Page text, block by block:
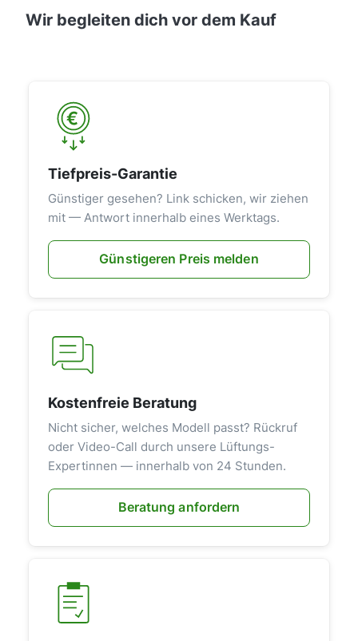
Wir begleiten dich vor dem Kauf
Tiefpreis-Garantie
Günstiger gesehen? Link schicken, wir ziehen
mit — Antwort innerhalb eines Werktags.
Günstigeren Preis melden
Kostenfreie Beratung
Nicht sicher, welches Modell passt? Rückruf
oder Video-Call durch unsere Lüftungs-
Expertinnen — innerhalb von 24 Stunden.
Beratung anfordern